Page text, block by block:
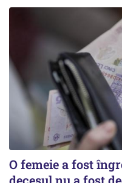
O femeie a fost
decesul nu a fost